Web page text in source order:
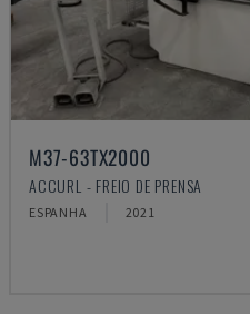
M37-63TX2000
ACCURL - FREIO DE PRENSA
ESPANHA 2021